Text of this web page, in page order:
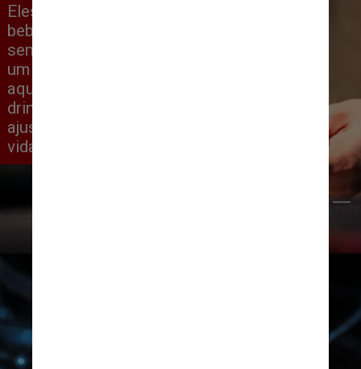
Eles descobriram que aqueles que
bebiam entre um e 14 drinques por
semana eram menos propensos a ter
um ataque cardíaco ou AVC do que
aqueles que bebiam menos de um
drinque por semana, mesmo depois de
ajustar a genética, fatores de estilo de
vida e outras condições de risco